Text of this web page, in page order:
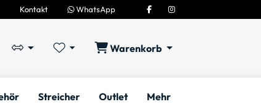
Kontakt WhatsApp
Warenkorb
Streicher Outlet Mehr